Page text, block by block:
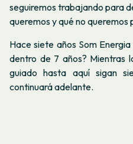
seguiremos trabajando para
queremos y qué no
Hace siete años Som
dentro de 7 años? Mientras
guiado hasta aquí sigan
continuará adelante.